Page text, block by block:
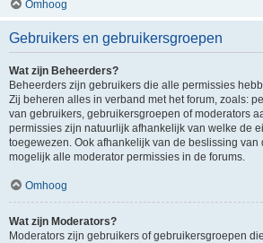
Omhoog
Gebruikers en gebruikersgroepen
Wat zijn Beheerders?
Beheerders zijn gebruikers die alle permissies
Zij beheren alles in verband met het forum, zoals:
van gebruikers, gebruikersgroepen of moderators
permissies zijn natuurlijk afhankelijk van welke de
toegewezen. Ook afhankelijk van de beslissing van
mogelijk alle moderator permissies in de forums.
Omhoog
Wat zijn Moderators?
Moderators zijn gebruikers of gebruikersgroepen